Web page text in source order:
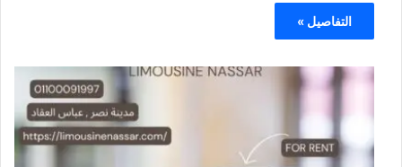
التفاصيل »